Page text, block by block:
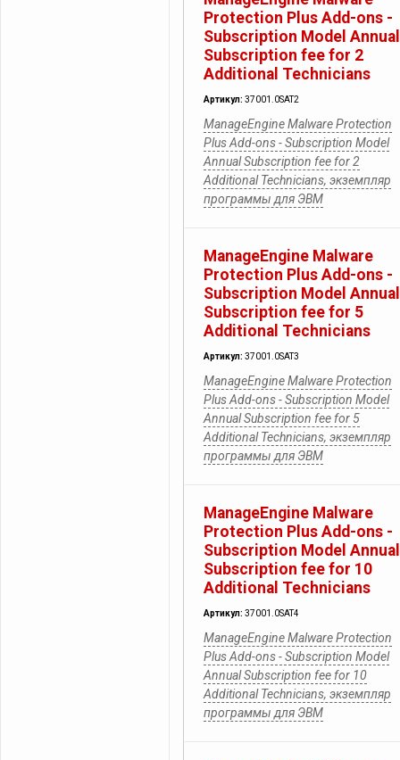
Protection Plus Add-ons -
Subscription Model Annual
Subscription fee for 2
Additional Technicians
Артикул: 37001.0SAT2
ManageEngine Malware Protection
Plus Add-ons - Subscription Model
Annual Subscription fee for 2
Additional Technicians, экземпляр
программы для ЭВМ
ManageEngine Malware
Protection Plus Add-ons -
Subscription Model Annual
Subscription fee for 5
Additional Technicians
Артикул: 37001.0SAT3
ManageEngine Malware Protection
Plus Add-ons - Subscription Model
Annual Subscription fee for 5
Additional Technicians, экземпляр
программы для ЭВМ
ManageEngine Malware
Protection Plus Add-ons -
Subscription Model Annual
Subscription fee for 10
Additional Technicians
Артикул: 37001.0SAT4
ManageEngine Malware Protection
Plus Add-ons - Subscription Model
Annual Subscription fee for 10
Additional Technicians, экземпляр
программы для ЭВМ